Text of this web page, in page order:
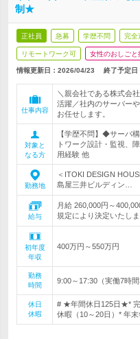
制★
正社員 急募 学歴不問 完全
リモートワーク可 女性のおしごと
情報更新日：2026/04/23 終了予定日
仕事内容
＼親会社である株式会
活躍／社内のサーバー
お任せします。
対象と
なる方
【学歴不問】◆サーバ
トワーク設計・監視、
用経験 他
勤務地
＜ITOKI DESIGN
島屋三井ビルディン…
給与
月給 260,000円～
規定により決定いたし
初年度
年収
400万円～550万円
勤務
時間
9:00～17:30（実働7時
休日
休暇
# ★年間休日125日★* 完
休暇（10～20日）* 年末